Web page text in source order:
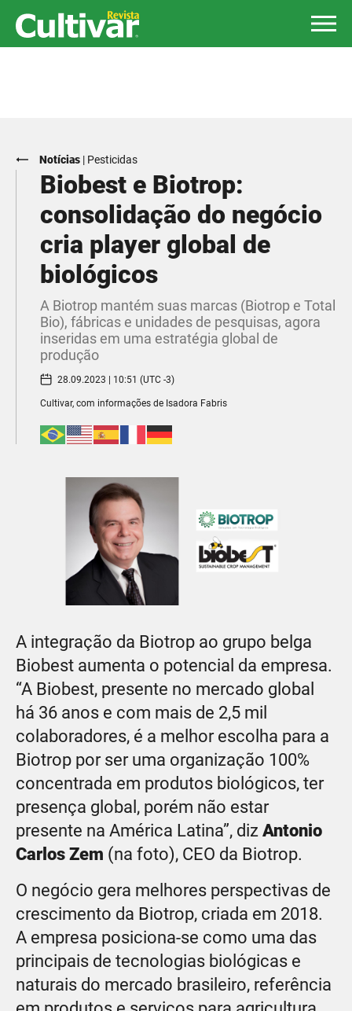
Notícias | Pesticidas
Biobest e Biotrop:
consolidação do negócio
cria player global de
biológicos
A Biotrop mantém suas marcas (Biotrop e Total
Bio), fábricas e unidades de pesquisas, agora
inseridas em uma estratégia global de
produção
28.09.2023 | 10:51 (UTC -3)
Cultivar, com informações de Isadora Fabris
A integração da Biotrop ao grupo belga
Biobest aumenta o potencial da empresa.
“A Biobest, presente no mercado global
há 36 anos e com mais de 2,5 mil
colaboradores, é a melhor escolha para a
Biotrop por ser uma organização 100%
concentrada em produtos biológicos, ter
presença global, porém não estar
presente na América Latina”, diz Antonio
Carlos Zem (na foto), CEO da Biotrop.
O negócio gera melhores perspectivas de
crescimento da Biotrop, criada em 2018.
A empresa posiciona-se como uma das
principais de tecnologias biológicas e
naturais do mercado brasileiro, referência